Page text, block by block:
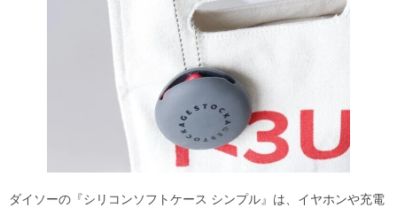
ダイソーの『シリコンソフトケース シンプル』は、イヤホンや充電